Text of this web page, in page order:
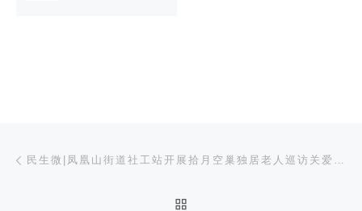
文章导航 民生微|凤凰山街道社工站开展拾月空巢独居老人巡访关爱活动